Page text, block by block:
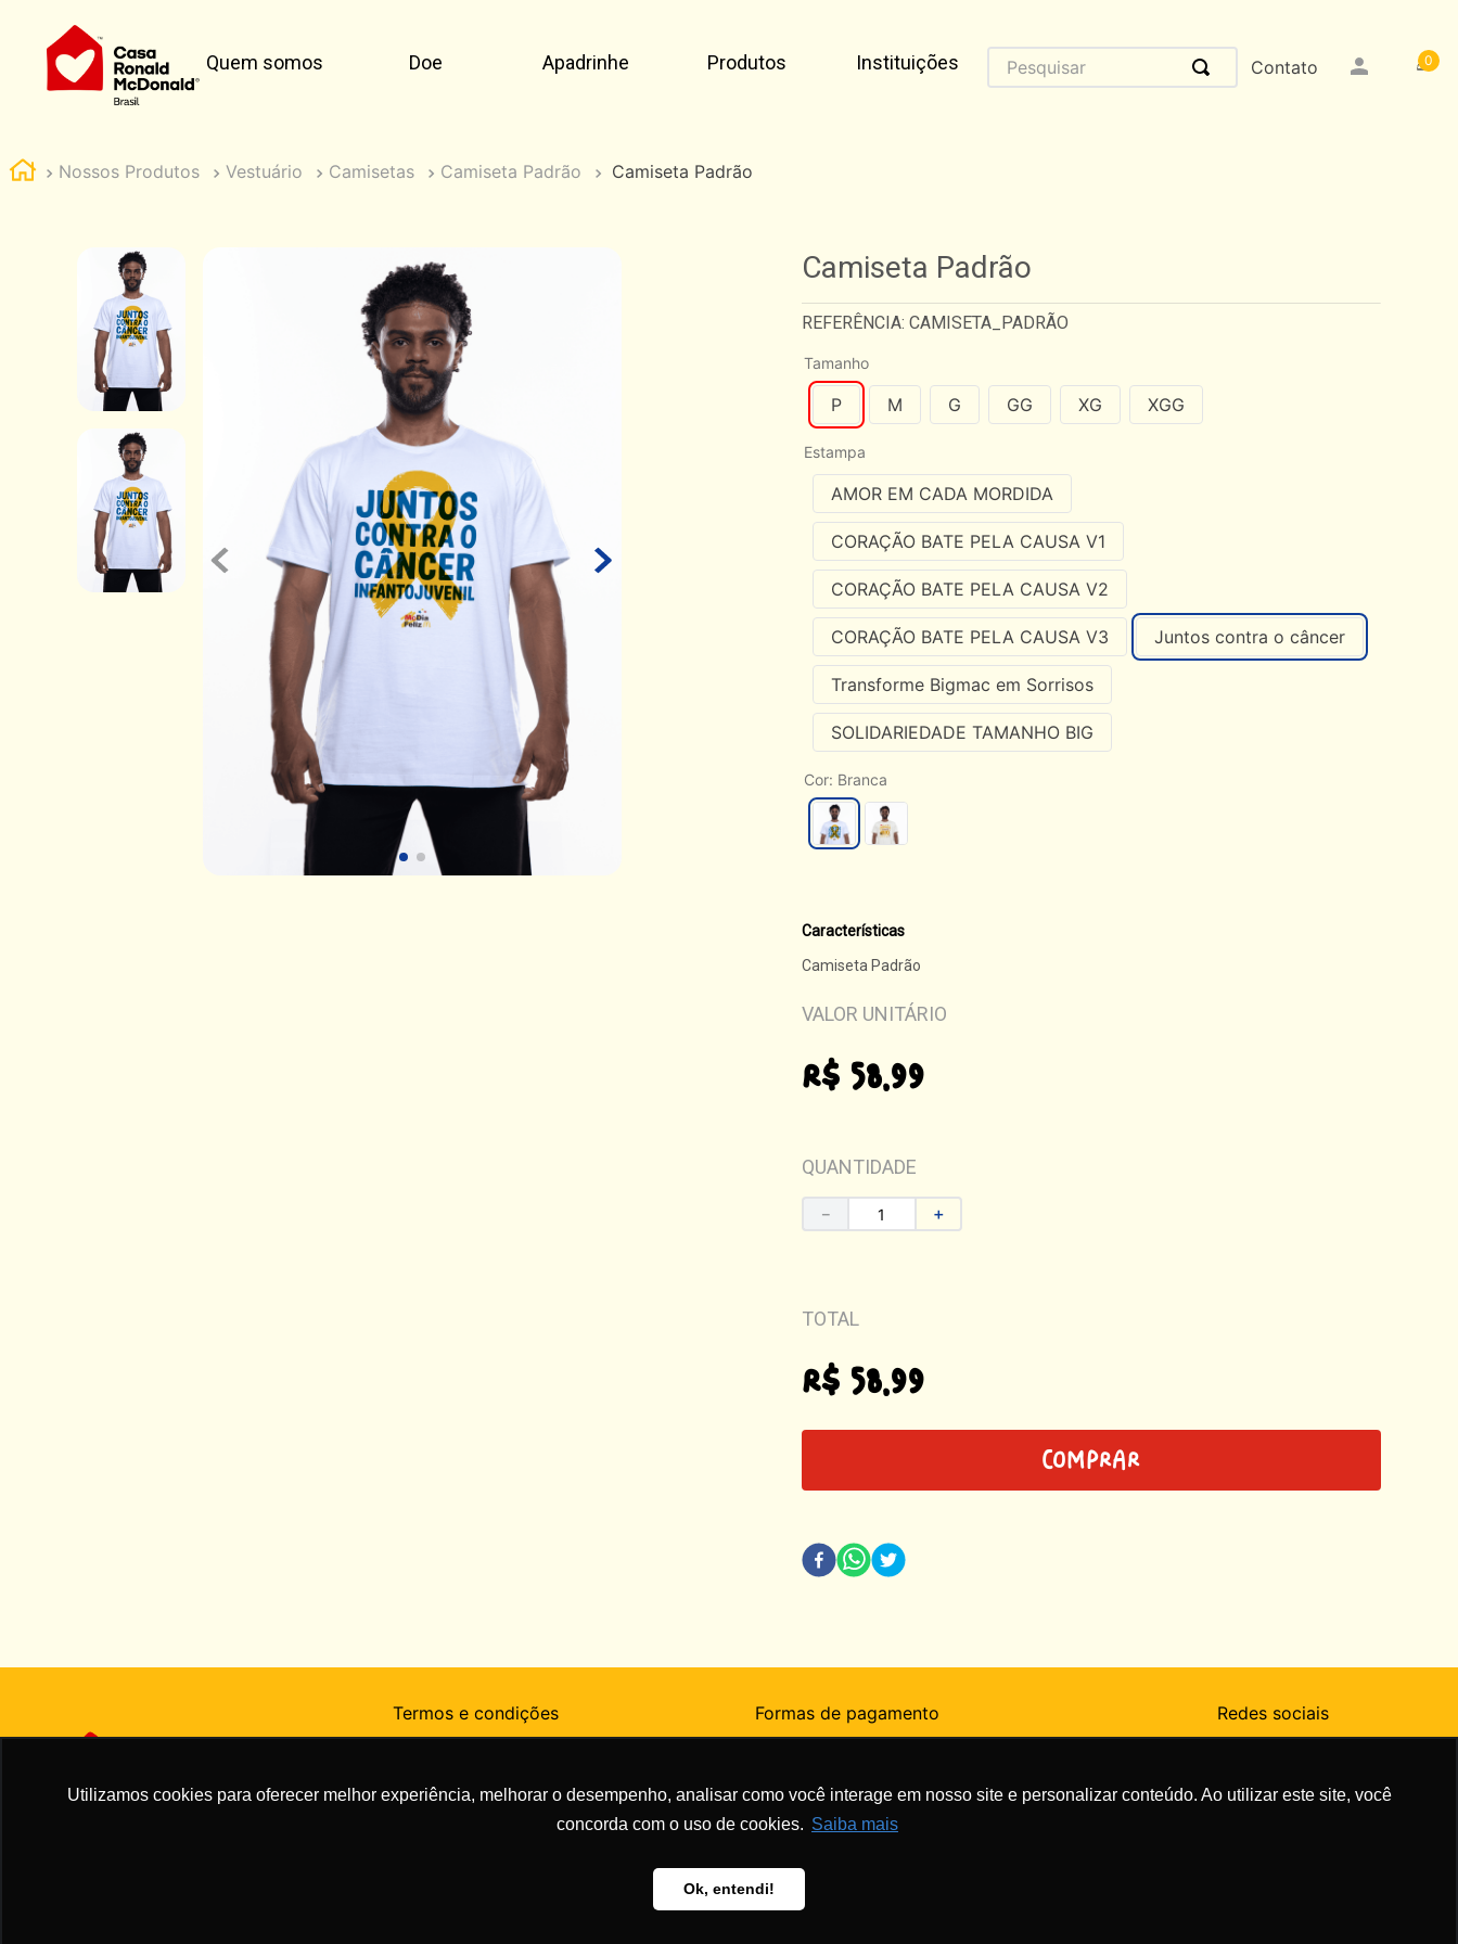
Utilizamos cookies para oferecer melhor experiência, melhorar o desempenho, analisar como você interage em nosso site e personalizar conteúdo. Ao utilizar este site, você
concorda com o uso de cookies. Saiba mais
Ok, entendi!
Quem somos Doe Apadrinhe Produtos Instituições Pesquisar
Contato 0
Nossos Produtos Vestuário Camisetas Camiseta Padrão Camiseta Padrão
Camiseta Padrão
REFERÊNCIA: CAMISETA_PADRÃO
Tamanho
P M G GG XG XGG
Estampa
AMOR EM CADA MORDIDA
CORAÇÃO BATE PELA CAUSA V1
CORAÇÃO BATE PELA CAUSA V2
CORAÇÃO BATE PELA CAUSA V3 Juntos contra o câncer
Transforme Bigmac em Sorrisos
SOLIDARIEDADE TAMANHO BIG
Cor: Branca
Características
Camiseta Padrão
VALOR UNITÁRIO
R$ 58,99
QUANTIDADE
＋
－
TOTAL
R$ 58,99
COMPRAR
Termos e condições
Cookies
Formas de pagamento Redes sociais